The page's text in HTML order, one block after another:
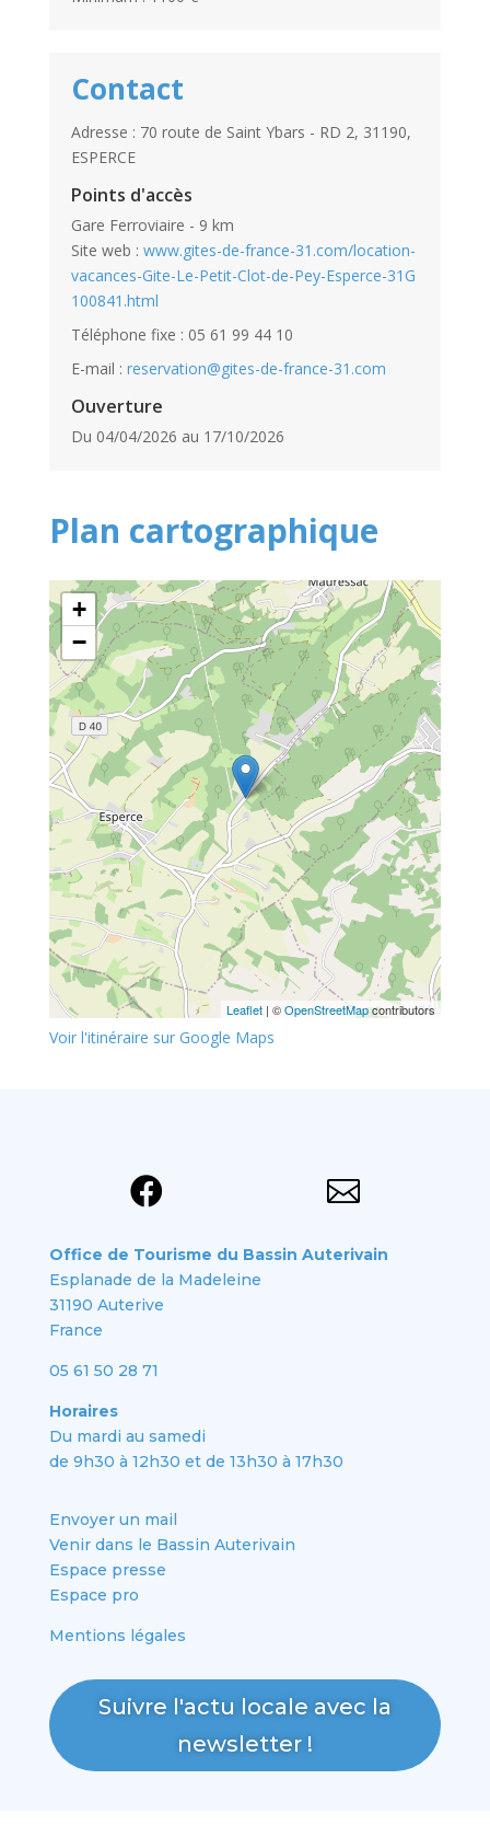
Contact
Adresse : 70 route de Saint Ybars - RD 2, 31190,
ESPERCE
Points d'accès
Gare Ferroviaire - 9 km
Site web : www.gites-de-france-31.com/location-
vacances-Gite-Le-Petit-Clot-de-Pey-Esperce-31G
100841.html
Téléphone fixe : 05 61 99 44 10
E-mail : reservation@gites-de-france-31.com
Ouverture
Du 04/04/2026 au 17/10/2026
Plan cartographique
+
−
Leaflet | ©OpenStreetMapcontributors
Voir l'itinéraire sur Google Maps
 
Office de Tourisme du Bassin Auterivain
Esplanade de la Madeleine
31190 Auterive
France
05 61 50 28 71
Horaires
Du mardi au samedi
de 9h30 à 12h30 et de 13h30 à 17h30
Envoyer un mail
Venir dans le Bassin Auterivain
Espace presse
Espace pro
Mentions légales
Suivre l'actu locale avec la
newsletter !